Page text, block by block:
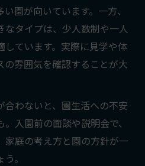
プリスクールのポイント
リスクールの魅力
合うプリスクールの見極
ではの柔軟な保育スタイ
るプリスクールの理由
園が向いています。一方、
なタイプは、少人数制や一人
しています。実際に見学や体
雰囲気を確認することが大
わないと、園生活への不安
入園前の面談や説明会で、
家庭の考え方と園の方針が一
。